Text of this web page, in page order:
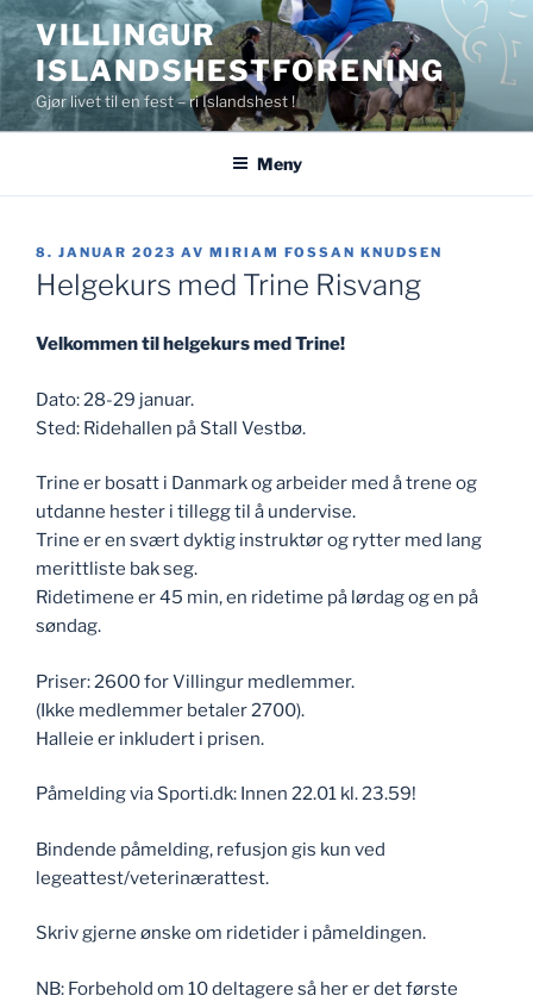
Gå
til
innhold
VILLINGUR
ISLANDSHESTFORENING
Gjør livet til en fest – ri Islandshest !
Meny
PUBLISERT
8. JANUAR 2023 AV MIRIAM FOSSAN KNUDSEN
Helgekurs med Trine Risvang
Velkommen til helgekurs med Trine!
Dato: 28-29 januar.
Sted: Ridehallen på Stall Vestbø.
Trine er bosatt i Danmark og arbeider med å trene og
utdanne hester i tillegg til å undervise.
Trine er en svært dyktig instruktør og rytter med lang
merittliste bak seg.
Ridetimene er 45 min, en ridetime på lørdag og en på
søndag.
Priser: 2600 for Villingur medlemmer.
(Ikke medlemmer betaler 2700).
Halleie er inkludert i prisen.
Påmelding via Sporti.dk: Innen 22.01 kl. 23.59!
Bindende påmelding, refusjon gis kun ved
legeattest/veterinærattest.
Skriv gjerne ønske om ridetider i påmeldingen.
NB: Forbehold om 10 deltagere så her er det første